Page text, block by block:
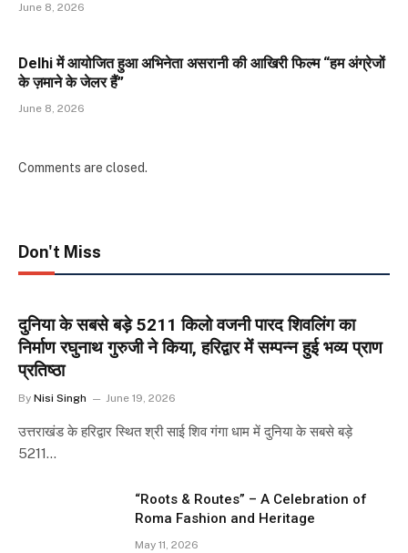
June 8, 2026
Delhi में आयोजित हुआ अभिनेता असरानी की आखिरी फिल्म “हम अंग्रेजों
के ज़माने के जेलर हैं”
June 8, 2026
Comments are closed.
Don't Miss
दुनिया के सबसे बड़े 5211 किलो वजनी पारद शिवलिंग का
निर्माण रघुनाथ गुरुजी ने किया, हरिद्वार में सम्पन्न हुई भव्य प्राण
प्रतिष्ठा
By Nisi Singh June 19, 2026
उत्तराखंड के हरिद्वार स्थित श्री साई शिव गंगा धाम में दुनिया के सबसे बड़े
5211…
“Roots & Routes” – A Celebration of
Roma Fashion and Heritage
May 11, 2026